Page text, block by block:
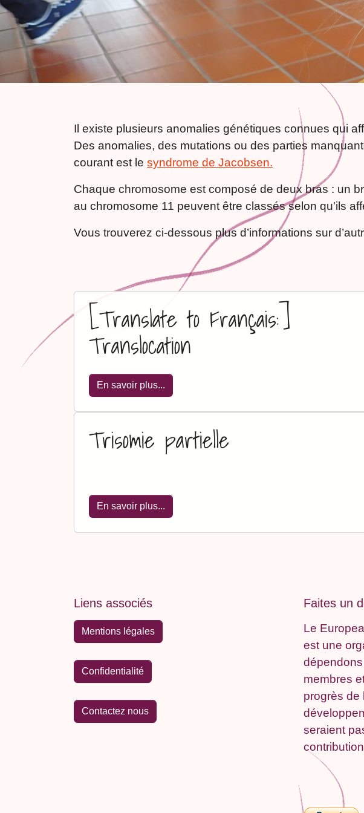
Il existe plusieurs anomalies génétiques connues qui
Des anomalies, des mutations ou des parties
courant est le syndrome de Jacobsen.
Chaque chromosome est composé de deux bras : un
au chromosome 11 peuvent être classés selon qu'ils
Vous trouverez ci-dessous plus d’informations sur
[Translate to Français:]
Translocation
En savoir plus...
Trisomie partielle
En savoir plus...
Liens associés
Mentions légales
Confidentialité
Contactez nous
Faites un
Le
est une
membres
progrès de
seraient